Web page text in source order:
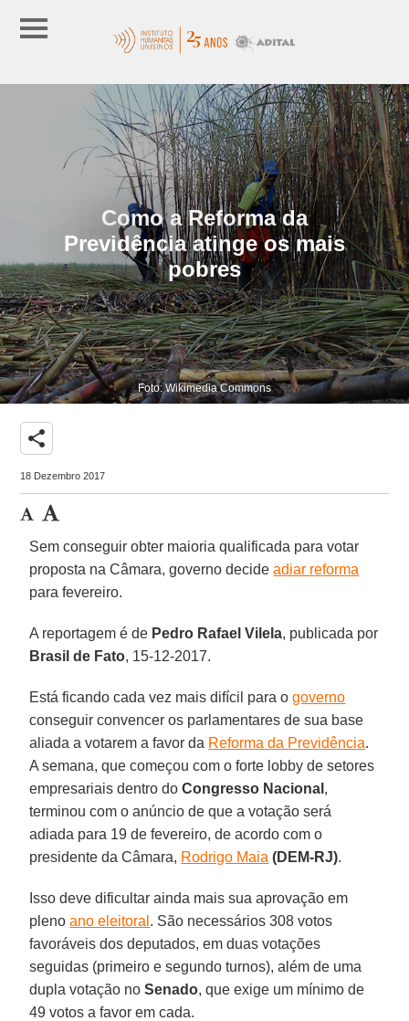
Como a Reforma da
Previdência atinge os mais
pobres
Foto: Wikimedia Commons
share
18 Dezembro 2017
Sem conseguir obter maioria qualificada para votar
proposta na Câmara, governo decideadiar reforma
para fevereiro.
A reportagem é de Pedro Rafael Vilela, publicada por
Brasil de Fato, 15-12-2017.
Está ficando cada vez mais difícil para ogoverno
conseguir convencer os parlamentares de sua base
aliada a votarem a favor da Reforma da Previdência.
A semana, que começou com o forte lobby de setores
empresariais dentro doCongresso Nacional ,
terminou com o anúncio de que a votação será
adiada para 19 de fevereiro, de acordo com o
presidente da Câmara, Rodrigo Maia (DEM-RJ).
Isso deve dificultar ainda mais sua aprovação em
plenoano eleitoral . São necessários 308 votos
favoráveis dos deputados, em duas votações
seguidas (primeiro e segundo turnos), além de uma
dupla votação noSenado, que exige um mínimo de
49 votos a favor em cada.